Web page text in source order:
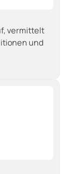
vermittelt
und